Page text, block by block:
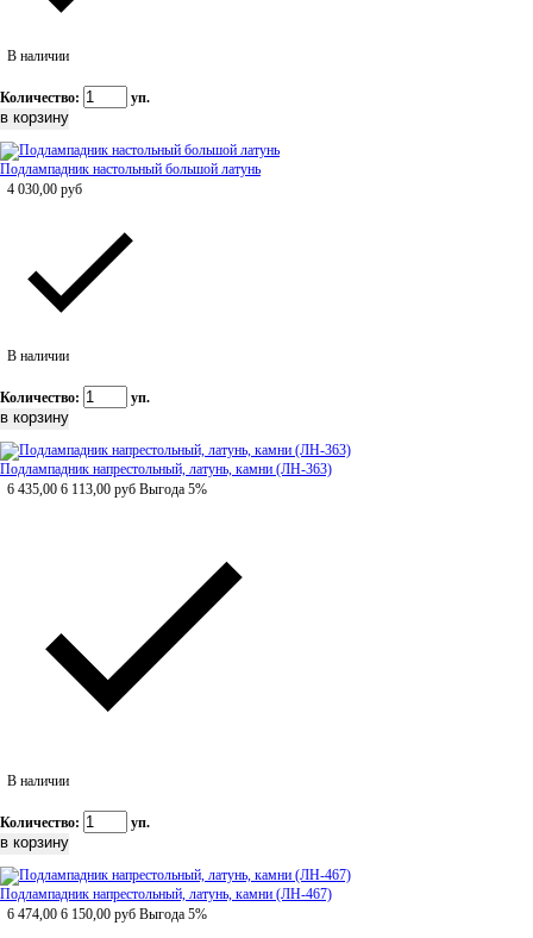
В наличии
Количество: уп.
Подлампадник настольный большой латунь
4 030,00 руб
В наличии
Количество: уп.
Подлампадник напрестольный, латунь, камни (ЛН-363)
6 435,00 6 113,00 руб Выгода 5%
В наличии
Количество: уп.
Подлампадник напрестольный, латунь, камни (ЛН-467)
6 474,00 6 150,00 руб Выгода 5%